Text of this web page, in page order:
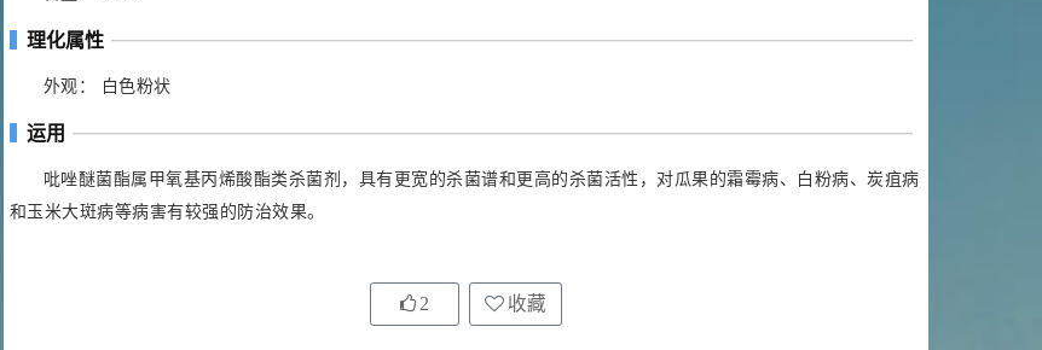
理化属性
外观： 白色粉状
运用
吡唑醚菌酯属甲氧基丙烯酸酯类杀菌剂，具有更宽的杀菌谱和更高的杀菌活性，对瓜果的霜霉病、白粉病、炭疽病
和玉米大斑病等病害有较强的防治效果。
2 收藏
2021-06-17
145 3 多效唑 90%
2021-07-07 植物生长调节剂